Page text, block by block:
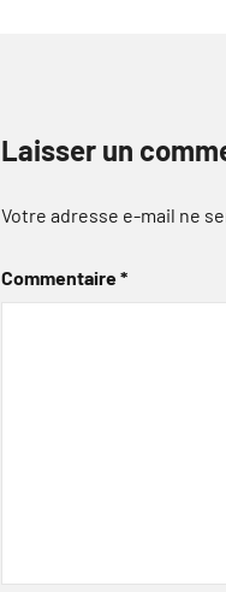
Laisser un
Votre adresse e-mail ne
Commentaire*